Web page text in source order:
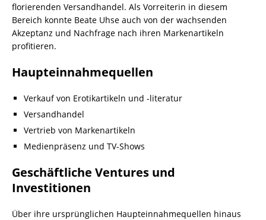
florierenden Versandhandel. Als Vorreiterin in diesem
Bereich konnte Beate Uhse auch von der wachsenden
Akzeptanz und Nachfrage nach ihren Markenartikeln
profitieren.
Haupteinnahmequellen
Verkauf von Erotikartikeln und -literatur
Versandhandel
Vertrieb von Markenartikeln
Medienpräsenz und TV-Shows
Geschäftliche Ventures und
Investitionen
Über ihre ursprünglichen Haupteinnahmequellen hinaus